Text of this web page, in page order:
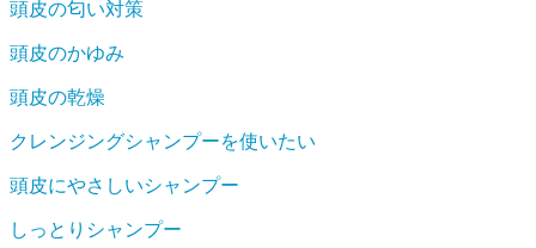
頭皮の匂い対策
頭皮のかゆみ
頭皮の乾燥
クレンジングシャンプーを使いたい
頭皮にやさしいシャンプー
しっとりシャンプー